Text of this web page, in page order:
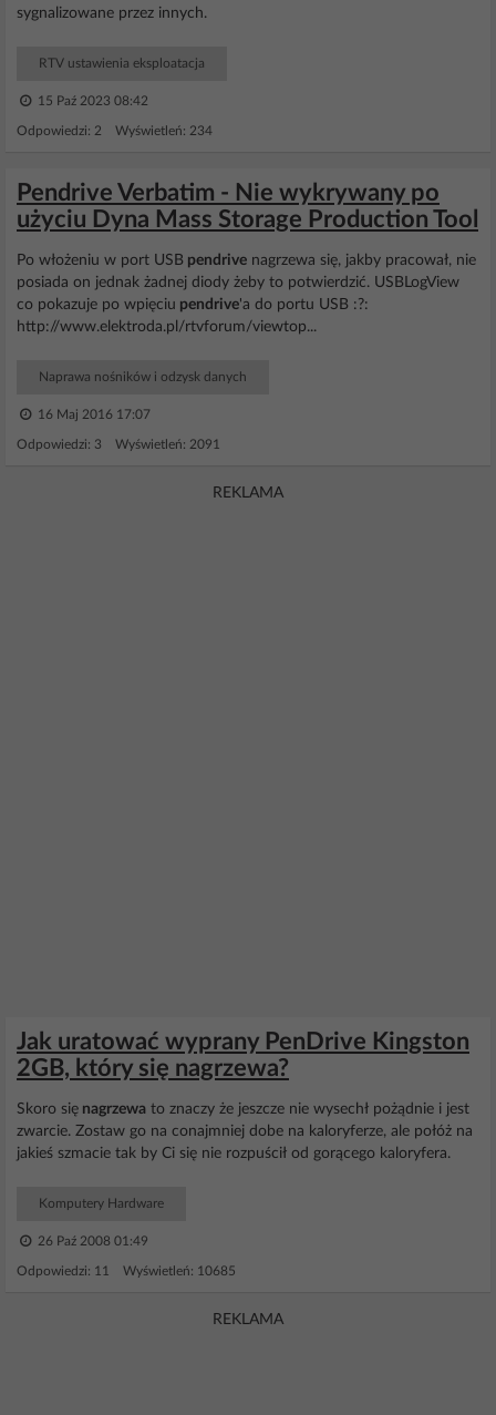
sygnalizowane przez innych.
RTV ustawienia eksploatacja
15 Paź 2023 08:42
Odpowiedzi: 2 Wyświetleń: 234
Pendrive Verbatim - Nie wykrywany po
użyciu Dyna Mass Storage Production Tool
Po włożeniu w port USB pendrive nagrzewa się, jakby pracował, nie
posiada on jednak żadnej diody żeby to potwierdzić. USBLogView
co pokazuje po wpięciu pendrive'a do portu USB :?:
http://www.elektroda.pl/rtvforum/viewtop...
Naprawa nośników i odzysk danych
16 Maj 2016 17:07
Odpowiedzi: 3 Wyświetleń: 2091
REKLAMA
Jak uratować wyprany PenDrive Kingston
2GB, który się nagrzewa?
Skoro się nagrzewa to znaczy że jeszcze nie wysechł pożądnie i jest
zwarcie. Zostaw go na conajmniej dobe na kaloryferze, ale połóż na
jakieś szmacie tak by Ci się nie rozpuścił od gorącego kaloryfera.
Komputery Hardware
26 Paź 2008 01:49
Odpowiedzi: 11 Wyświetleń: 10685
REKLAMA